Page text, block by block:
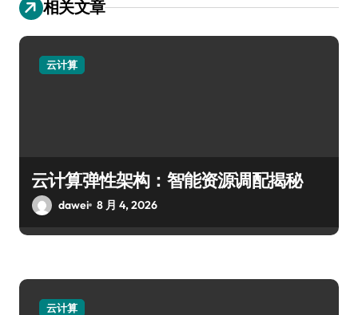
相关文章
云计算
云计算弹性架构：智能资源调配揭秘
dawei 8 月 4, 2026
云计算